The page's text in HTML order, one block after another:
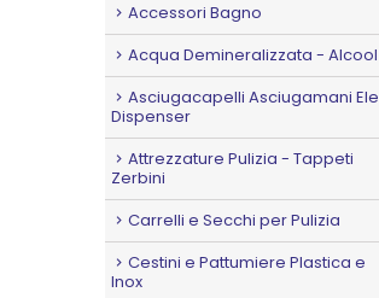
Accessori Bagno
Acqua Demineralizzata - Alcool
Asciugacapelli Asciugamani Ele
Dispenser
Attrezzature Pulizia - Tappeti
Zerbini
Carrelli e Secchi per Pulizia
Cestini e Pattumiere Plastica e
Inox